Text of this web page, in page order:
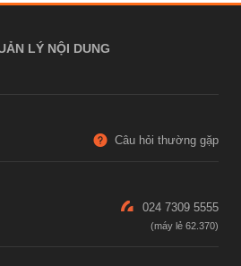
LÝ NỘI DUNG
Câu hỏi thường gặp
024 7309 5555